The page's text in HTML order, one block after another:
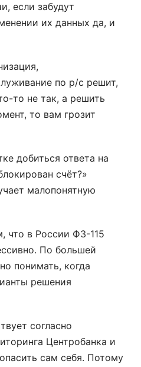
если забудут
их данных да, и
по р/с решит,
то не так, а решить
то вам грозит
добиться ответа на
счёт?»
малопонятную
что в России ФЗ-115
По большей
понимать, когда
решения
согласно
Центробанка и
сам себя. Потому